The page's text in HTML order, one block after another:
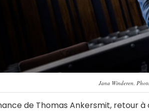
Jana Winderen.
de Thomas Ankersmit, retour